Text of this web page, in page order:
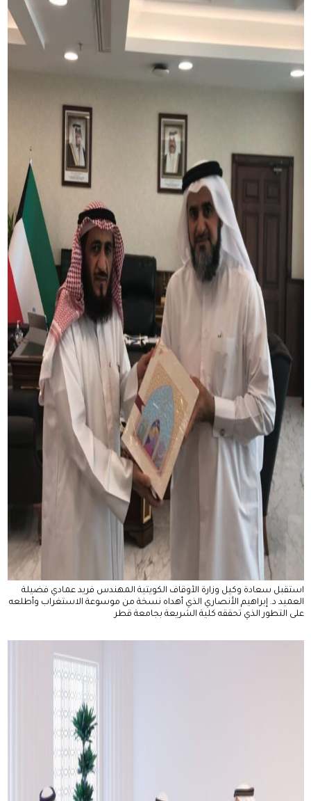
استقبل سعادة وكيل وزارة الأوقاف الكويتية المهندس فريد عمادي فضيلة
العميد د. إبراهيم الأنصاري الذي أهداه نسخة من موسوعة الاستغراب وأطلعه
على التطور الذي تحققه كلية الشريعة بجامعة قطر